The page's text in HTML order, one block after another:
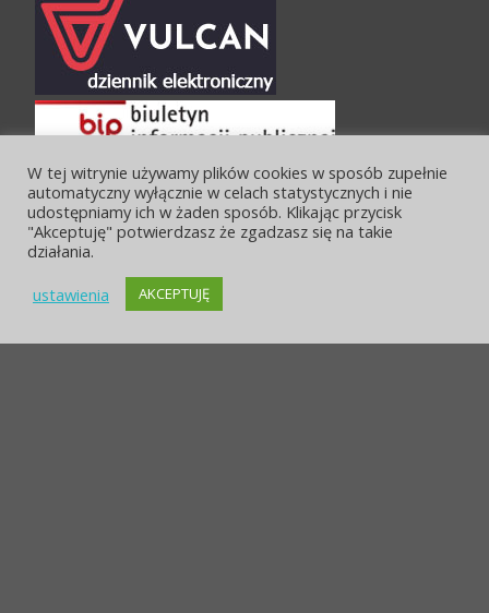
W tej witrynie używamy plików cookies w sposób zupełnie
automatyczny wyłącznie w celach statystycznych i nie
udostępniamy ich w żaden sposób. Klikając przycisk
"Akceptuję" potwierdzasz że zgadzasz się na takie
działania.
ustawienia
AKCEPTUJĘ